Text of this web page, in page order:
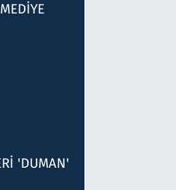
'DUMAN'